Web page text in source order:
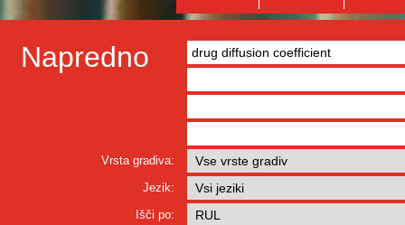
Napredno
Vrsta gradiva:
Jezik:
Išči po: